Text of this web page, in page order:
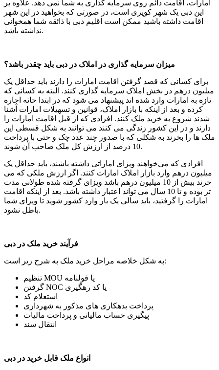
امارات، اقامت دائم روی سرمایه گذاری به شما نمی دهد. علاوه بر
این دبی یک شهر کویری است، در صورتی که بخواهید در این شهر
اقامت داشته باشید ممکن است اقلیم دبی با ذائقه شما همخوانی
نداشته باشد.
میزان سرمایه گذاری در املاک در دبی باید چقدر باشد؟
برای کسانی که قصد گرفتن اقامت امارات را دارند باید حداقل یک
میلیون درهم در بخش املاک سرمایه گذاری کنند. البته به کسانی که
تازه به امارات وارد شده اند پیشنهاد می شود که در ابتدا خانه اجاره
کرده و بعد از اینکه با بازار املاک، قوانین و تسهیلات امارات آشنا
شدند شروع به خرید ملک کنند. افرادی که از قبل اقامت امارات را
دارند و در این کشور زندگی می کنند می توانند به شکل قسطی این
ملک ها را بخرند به شکلی که با صدور چند عدد چک و حتی با پرداخت
10 درصد از ارزش کل ملک صاحب آن شوند.
افرادی که می‌خواهند ویزای اماراتی داشته باشند، باید حداقل یک
میلیون درهم وارد بازار املاک امارات کنند. اگر ارزش ملکی که می
خرند بیش از 10 میلیون درهم باشد ویزای گرفته شده طولانی مدت
تر بوده و تا 10 سال می تواند اعتبار داشته باشد. بعد از اینکه اقامت
امارات را گرفتید، باید سالی یک بار وارد کشور شوید تا ویزای شما
باطل نشود.
فرآیند خرید ملک در دبی
به شکل خلاصه مراحل خرید ملک به شرح زیر است:
تنظیم MOU یا قولنامه
گرفتن NOC یا کد رهگیری
استعلام کد
پرداخت بدهکاری های مذکور به شهرداری
پیگیری حساب مالیاتی و پرداخت مالیات
انتقال سند
انواع ملک قابل خرید در دبی